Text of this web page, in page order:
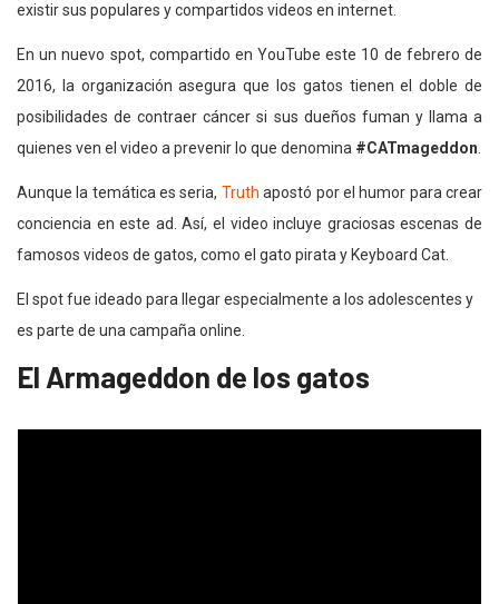
existir sus populares y compartidos videos en internet.
En un nuevo spot, compartido en YouTube este 10 de febrero de
2016, la organización asegura que los gatos tienen el doble de
posibilidades de contraer cáncer si sus dueños fuman y llama a
quienes ven el video a prevenir lo que denomina #CATmageddon.
Aunque la temática es seria, Truth apostó por el humor para crear
conciencia en este ad. Así, el video incluye graciosas escenas de
famosos videos de gatos, como el gato pirata y Keyboard Cat.
El spot fue ideado para llegar especialmente a los adolescentes y
es parte de una campaña online.
El Armageddon de los gatos